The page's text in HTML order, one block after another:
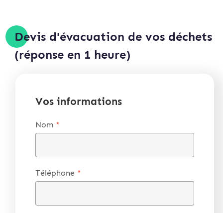
Devis d'évacuation de vos déchets
(réponse en 1 heure)
Vos informations
Nom *
Téléphone *